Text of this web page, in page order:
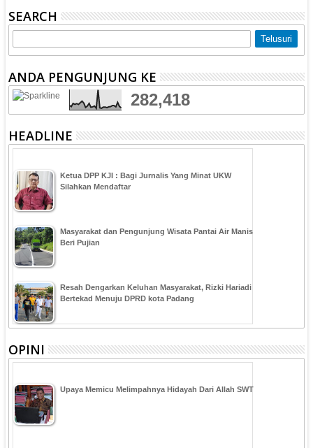
SEARCH
ANDA PENGUNJUNG KE
282,418
HEADLINE
Ketua DPP KJI : Bagi Jurnalis Yang Minat UKW
Silahkan Mendaftar
Masyarakat dan Pengunjung Wisata Pantai Air Manis
Beri Pujian
Resah Dengarkan Keluhan Masyarakat, Rizki Hariadi
Bertekad Menuju DPRD kota Padang
OPINI
Upaya Memicu Melimpahnya Hidayah Dari Allah SWT